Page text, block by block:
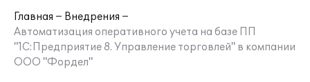
Главная
Внедрения
Автоматизация оперативного учета на базе ПП
"1С:Предприятие 8. Управление торговлей" в компании
ООО "Фордел"